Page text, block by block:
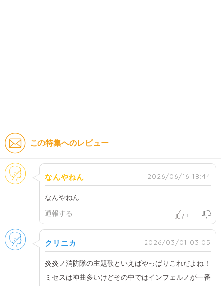
この特集へのレビュー
そのほか
なんやねん 2026/06/16 18:44
なんやねん
通報する
1
男性
クリニカ 2026/03/01 03:05
炎炎ノ消防隊の主題歌といえばやっぱりこれだよね！
ミセスは神曲多いけどその中ではインフェルノが一番